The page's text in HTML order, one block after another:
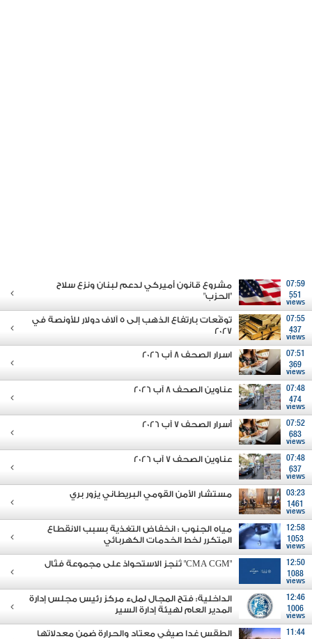
07:59
551
views
مشروع قانون أميركي لدعم لبنان ونزع سلاح
"الحزب"
07:55
437
views
توقّعات بارتفاع الذهب إلى 5 آلاف دولار للأونصة في
2027
07:51
369
views
اسرار الصحف 8 آب 2026
07:48
474
views
عناوين الصحف 8 آب 2026
07:52
683
views
أسرار الصحف 7 آب 2026
07:48
637
views
عناوين الصحف 7 آب 2026
03:23
1461
views
مستشار الأمن القومي البريطاني يزور بري
12:58
1053
views
مياه الجنوب : انخفاض التغذية بسبب الانقطاع
المتكرر لخط الخدمات الكهربائي
12:50
1088
views
"CMA CGM" تُنجز الاستحواذ على مجموعة فتّال
12:46
1006
views
الداخلية: فتح المجال لملء مركز رئيس مجلس إدارة
المدير العام لهيئة إدارة السير
11:44
الطقس غدا صيفي معتاد والحرارة ضمن معدلاتها